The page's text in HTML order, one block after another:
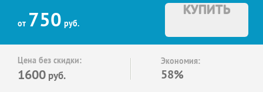
от 750 руб.
КУПИТЬ
Цена без скидки:
1600 руб.
Экономия:
58%